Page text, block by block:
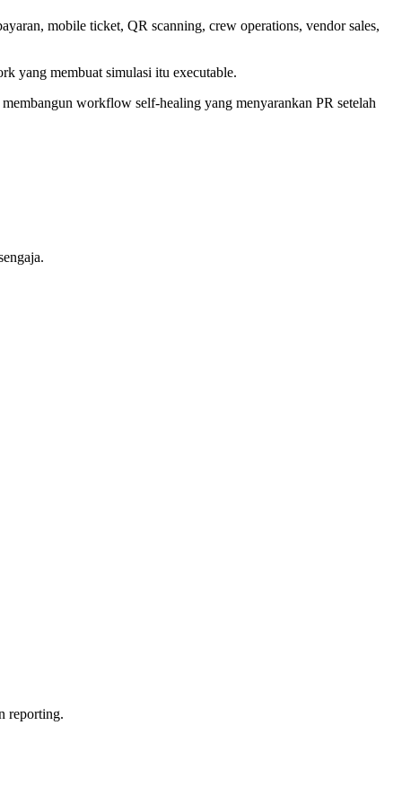
mobile ticket, QR scanning, crew operations, vendor sales,
yang membuat simulasi itu executable.
workflow self-healing yang menyarankan PR setelah
reporting.